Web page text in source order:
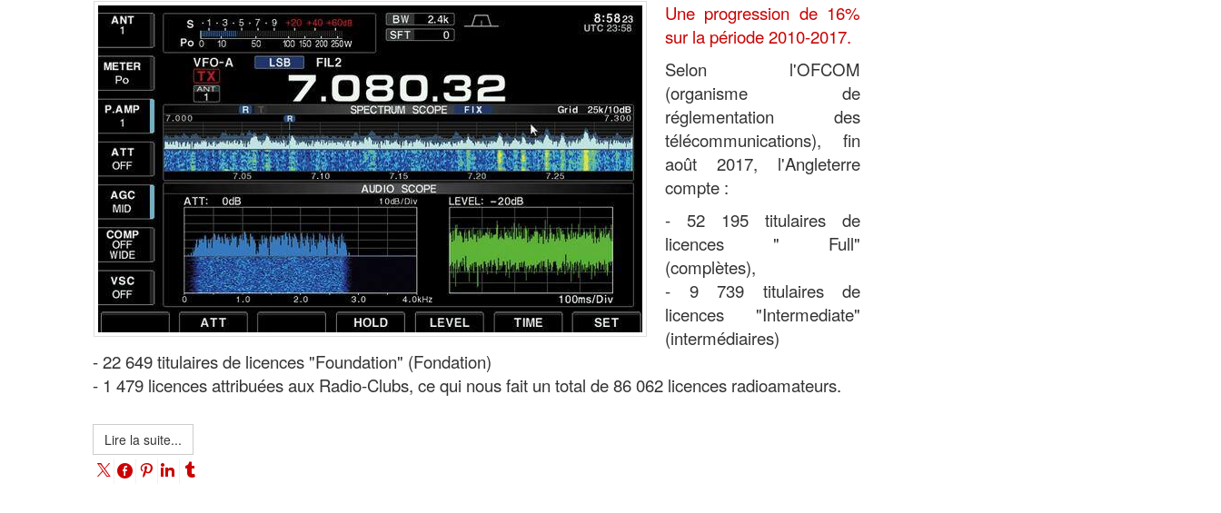
Une progression de 16%
sur la période 2010-2017.
Selon l'OFCOM
(organisme de
réglementation des
télécommunications), fin
août 2017, l'Angleterre
compte :
- 52 195 titulaires de
licences " Full"
(complètes),
- 9 739 titulaires de
licences "Intermediate"
(intermédiaires)
- 22 649 titulaires de licences "Foundation" (Fondation)
- 1 479 licences attribuées aux Radio-Clubs, ce qui nous fait un total de 86 062 licences radioamateurs.
Lire la suite...